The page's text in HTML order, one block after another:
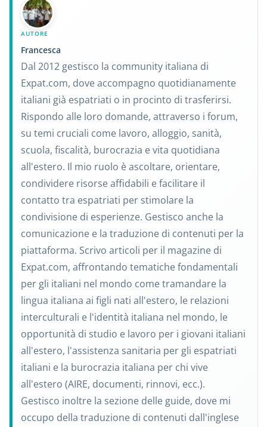
AUTORE
Francesca
Dal 2012 gestisco la community italiana di
Expat.com, dove accompagno quotidianamente
italiani già espatriati o in procinto di trasferirsi.
Rispondo alle loro domande, attraverso i forum,
su temi cruciali come lavoro, alloggio, sanità,
scuola, fiscalità, burocrazia e vita quotidiana
all'estero. Il mio ruolo è ascoltare, orientare,
condividere risorse affidabili e facilitare il
contatto tra espatriati per stimolare la
condivisione di esperienze. Gestisco anche la
comunicazione e la traduzione di contenuti per la
piattaforma. Scrivo articoli per il magazine di
Expat.com, affrontando tematiche fondamentali
per gli italiani nel mondo come tramandare la
lingua italiana ai figli nati all'estero, le relazioni
interculturali e l'identità italiana nel mondo, le
opportunità di studio e lavoro per i giovani italiani
all'estero, l'assistenza sanitaria per gli espatriati
italiani e la burocrazia italiana per chi vive
all'estero (AIRE, documenti, rinnovi, ecc.).
Gestisco inoltre la sezione delle guide, dove mi
occupo della traduzione di contenuti dall'inglese